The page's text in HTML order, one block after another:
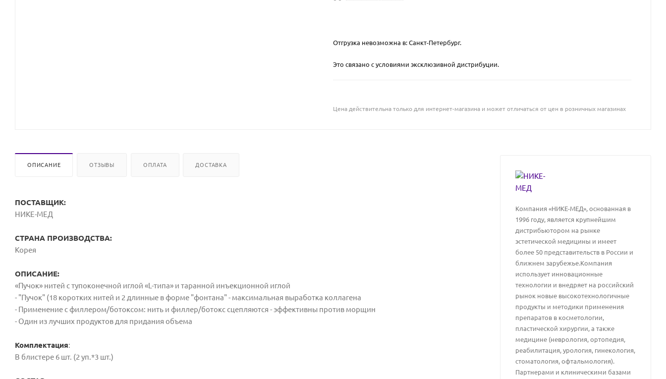
Отгрузка невозможна в: Санкт-Петербург.
Это связано с условиями эксклюзивной дистрибуции.
Цена действительна только для интернет-магазина и может отличаться от цен в розничных магазинах
ОПИСАНИЕ ОТЗЫВЫ ОПЛАТА ДОСТАВКА
ПОСТАВЩИК:
НИКЕ-МЕД
СТРАНА ПРОИЗВОДСТВА:
Корея
ОПИСАНИЕ:
«Пучок» нитей с тупоконечной иглой «L-типа» и таранной инъекционной иглой
- "Пучок" (18 коротких нитей и 2 длинные в форме "фонтана" - максимальная выработка коллагена
- Применение с филлером/ботоксом: нить и филлер/ботокс сцепляются - эффективны против морщин
- Один из лучших продуктов для придания объема
Комплектация:
В блистере 6 шт. (2 уп.*3 шт.)
Компания «НИКЕ-МЕД», основанная в
1996 году, является крупнейшим
дистрибьютором на рынке
эстетической медицины и имеет
более 50 представительств в России и
ближнем зарубежье.Компания
использует инновационные
технологии и внедряет на российский
рынок новые высокотехнологичные
продукты и методики применения
препаратов в косметологии,
пластической хирургии, а также
медицине (неврология, ортопедия,
реабилитация, урология, гинекология,
стоматология, офтальмология).
Партнерами и клиническими базами